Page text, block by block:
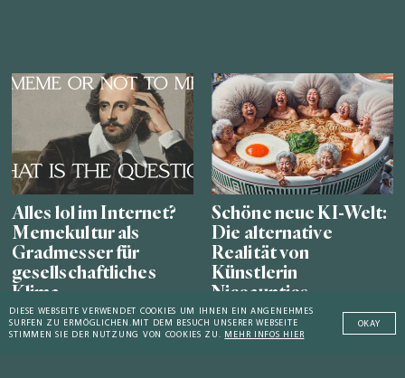
Alles lol im Internet?
Memekultur als
Gradmesser für
gesellschaftliches
Klima
Schöne neue KI-Welt:
Die alternative
Realität von
Künstlerin
Niceaunties
DIESE WEBSEITE VERWENDET COOKIES UM IHNEN EIN ANGENEHMES
SURFEN ZU ERMÖGLICHEN. MIT DEM BESUCH UNSERER WEBSEITE
STIMMEN SIE DER NUTZUNG VON COOKIES ZU. MEHR INFOS HIER
OKAY